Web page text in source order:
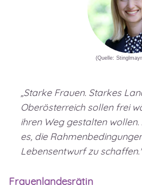
(Quelle:
„Starke Frauen. Starkes
Oberösterreich sollen frei
ihren Weg gestalten
es, die
Lebensentwurf zu
Frauenlandesrätin